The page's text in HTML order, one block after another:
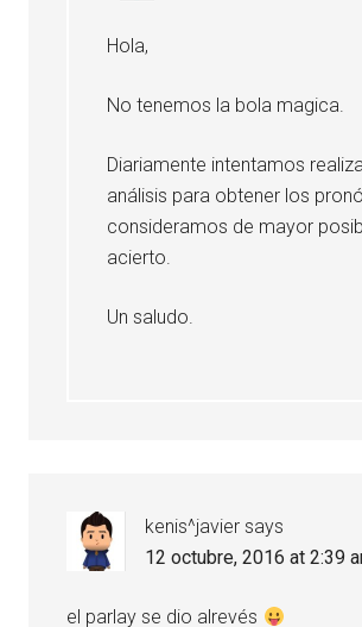
Hola,
No tenemos la bola magica.
Diariamente intentamos
análisis para obtener los
consideramos de mayor
acierto.
Un saludo.
kenis^javier says
12 octubre, 2016 at 2:39
el parlay se dio alrevés